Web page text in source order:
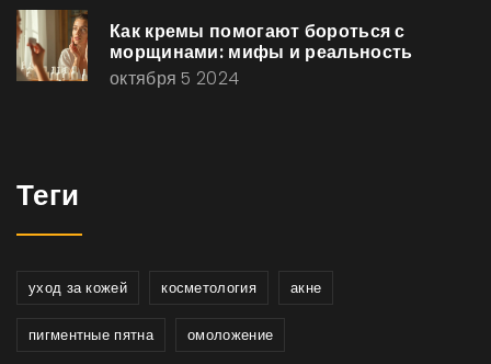
Как кремы помогают бороться с
морщинами: мифы и реальность
октября 5 2024
Теги
уход за кожей косметология акне
пигментные пятна омоложение